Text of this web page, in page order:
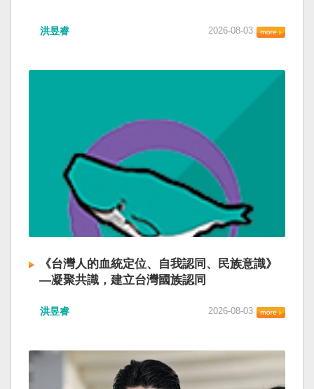
洪昱睿 2026-08-03
《台灣人的血統定位、自我認同、民族意識》
—凝聚共識，建立台灣國族認同
洪昱睿 2026-08-03